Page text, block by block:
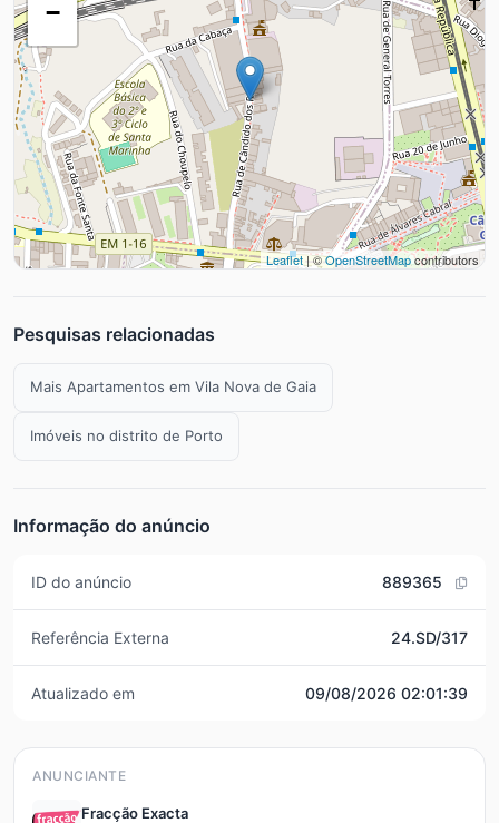
−
Leaflet| ©OpenStreetMapcontributors
Pesquisas relacionadas
Mais Apartamentos em Vila Nova de Gaia
Imóveis no distrito de Porto
Informação do anúncio
ID do anúncio 889365
Referência Externa 24.SD/317
Atualizado em 09/08/2026 02:01:39
ANUNCIANTE
Fracção Exacta